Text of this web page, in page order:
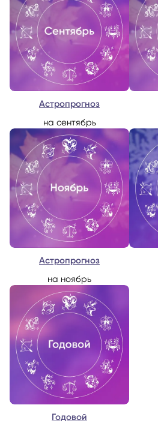
Астропрогноз
на сентябрь
Астропрогноз
на ноябрь
Годовой